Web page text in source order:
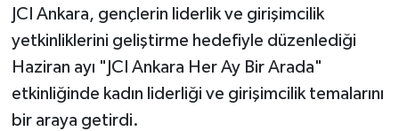
JCI Ankara, gençlerin liderlik ve girişimcilik
yetkinliklerini geliştirme hedefiyle düzenlediği
Haziran ayı "JCI Ankara Her Ay Bir Arada"
etkinliğinde kadın liderliği ve girişimcilik temalarını
bir araya getirdi.
Sokak Hayvanlarını Sahiplendirme
Spor